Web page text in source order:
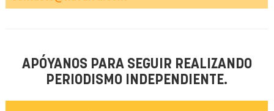
APÓYANOS PARA SEGUIR REALIZANDO
PERIODISMO INDEPENDIENTE.